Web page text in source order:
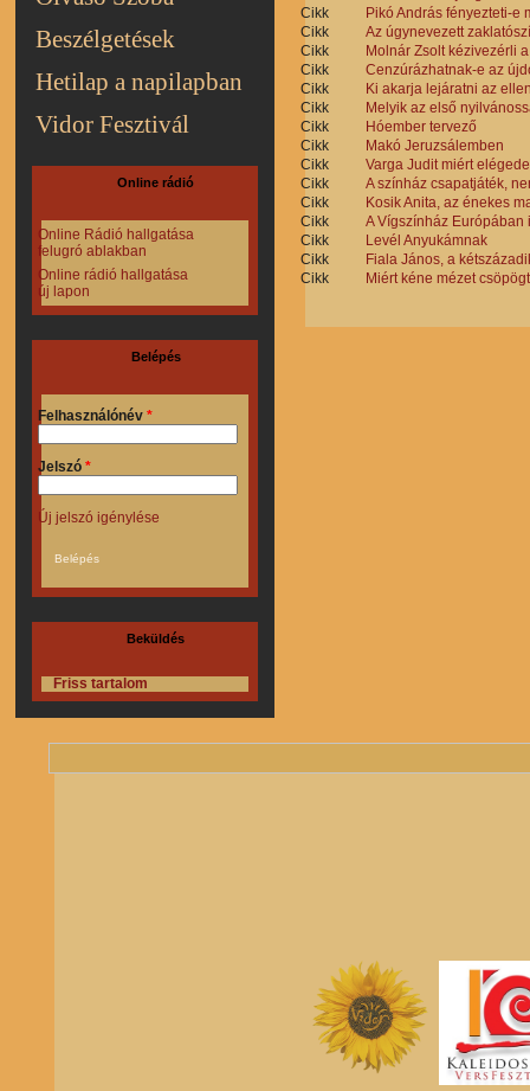
Beszélgetések
Hetilap a napilapban
Vidor Fesztivál
Online rádió
Online Rádió hallgatása
felugró ablakban
Online rádió hallgatása
új lapon
Belépés
Felhasználónév *
Jelszó *
Új jelszó igénylése
Beküldés
Friss tartalom
Cikk
Pikó András fényezteti-e
Cikk
Az úgynevezett
Cikk
Molnár Zsolt kézivezérli
Cikk
Cenzúrázhatnak-e az
Cikk
Ki akarja lejáratni az
Cikk
Melyik az első
Cikk
Hóember tervező
Cikk
Makó Jeruzsálemben
Cikk
Varga Judit miért
Cikk
A színház csapatjáték,
Cikk
Kosik Anita, az énekes
Cikk
A Vígszínház Európában
Cikk
Levél Anyukámnak
Cikk
Fiala János, a
Cikk
Miért kéne mézet